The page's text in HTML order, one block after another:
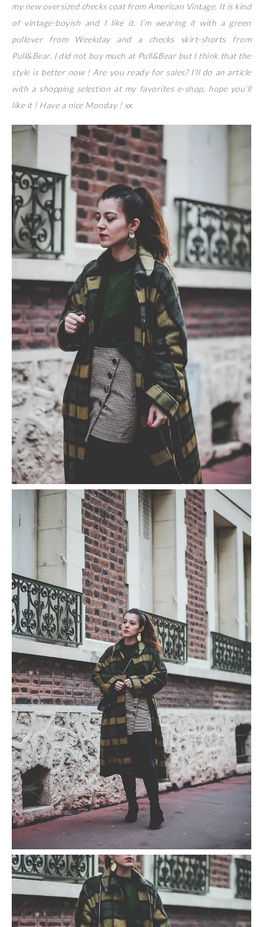
my new oversized checks coat from American Vintage. It is kind
of vintage-boyish and I like it. I’m wearing it with a green
pullover from Weekday and a checks skirt-shorts from
Pull&Bear. I did not buy much at Pull&Bear but I think that the
style is better now ! Are you ready for sales? I’ll do an article
with a shopping selection at my favorites e-shop, hope you’ll
like it ! Have a nice Monday ! xx